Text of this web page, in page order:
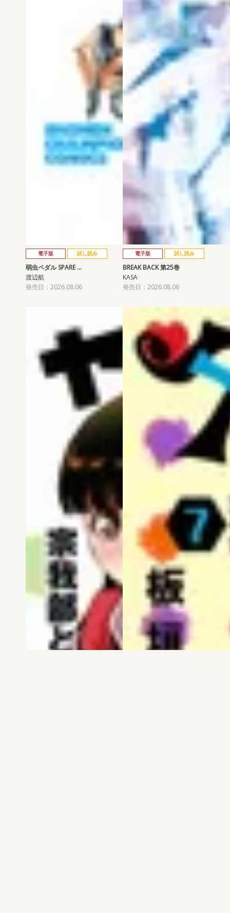
電子版 試し読み
弱虫ペダル SPARE …
渡辺航
発売日：2026.08.06
電子版 試し読み
BREAK BACK 第25巻
KASA
発売日：2026.08.06